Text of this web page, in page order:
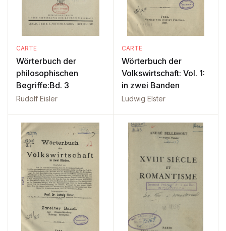
CARTE
Wörterbuch der
philosophischen
Begriffe:Bd. 3
Rudolf Eisler
CARTE
Wörterbuch der
Volkswirtschaft: Vol. 1:
in zwei Banden
Ludwig Elster